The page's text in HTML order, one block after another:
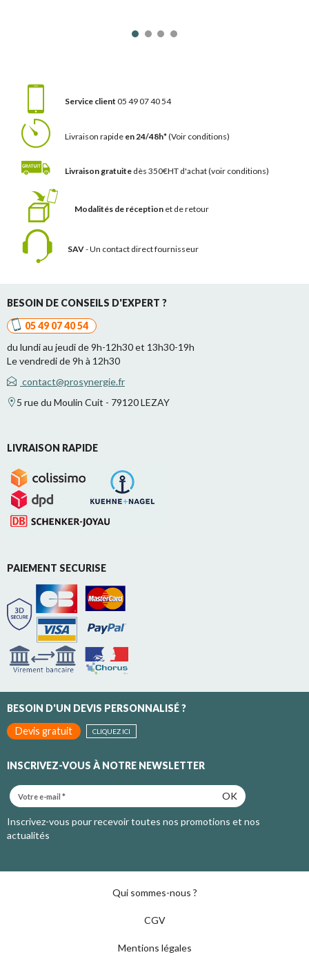
Service client 05 49 07 40 54
Livraison rapide en 24/48h*(Voir conditions)
Livraison gratuite dès 350€HT d'achat(voir conditions)
Modalités de réception et de retour
SAV- Un contact direct fournisseur
BESOIN DE CONSEILS D'EXPERT ?
05 49 07 40 54
du lundi au jeudi de 9h-12h30 et 13h30-19h
Le vendredi de 9h à 12h30
contact@prosynergie.fr
5 rue du Moulin Cuit - 79120 LEZAY
LIVRAISON RAPIDE
PAIEMENT SECURISE
BESOIN D'UN DEVIS PERSONNALISÉ ?
Devis gratuit
CLIQUEZ ICI
INSCRIVEZ-VOUS À NOTRE NEWSLETTER
OK
Inscrivez-vous pour recevoir toutes nos promotions et nos
actualités
Qui sommes-nous ?
CGV
Mentions légales